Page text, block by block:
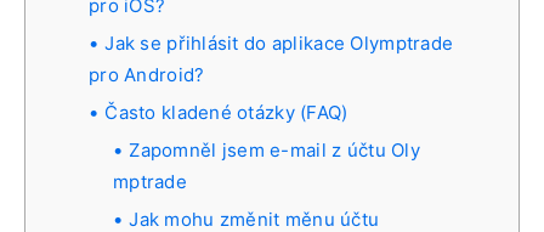
pro iOS?
Jak se přihlásit do aplikace Olymptrade
pro Android?
Často kladené otázky (FAQ)
Zapomněl jsem e-mail z účtu Oly
mptrade
Jak mohu změnit měnu účtu